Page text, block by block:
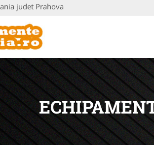
judet Prahova